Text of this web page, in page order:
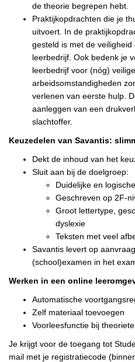
de theorie begrepen hebt.
Praktijkopdrachten die je
uitvoert. In de
gesteld is met de
leerbedrijf. Ook bedenk je
leerbedrijf voor (nóg)
arbeidsomstandigheden
verlenen van eerste hulp.
aanleggen van een
slachtoffer.
Keuzedelen van Savantis:
Dekt de inhoud van het
Sluit aan bij de doelgroep:
Duidelijke en
Geschreven op 2F-
Groot lettertype,
dyslexie
Teksten met veel
Savantis levert op
(school)examen in het
Werken in een online
Automatische
Zelf materiaal toevoegen
Voorleesfunctie bij
Je krijgt voor de toegang tot
mail met je registratiecode